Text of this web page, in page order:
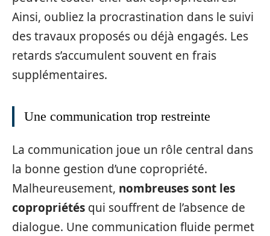
Ainsi, oubliez la procrastination dans le suivi
des travaux proposés ou déjà engagés. Les
retards s’accumulent souvent en frais
supplémentaires.
Une communication trop restreinte
La communication joue un rôle central dans
la bonne gestion d’une copropriété.
Malheureusement, nombreuses sont les
copropriétés qui souffrent de l’absence de
dialogue. Une communication fluide permet